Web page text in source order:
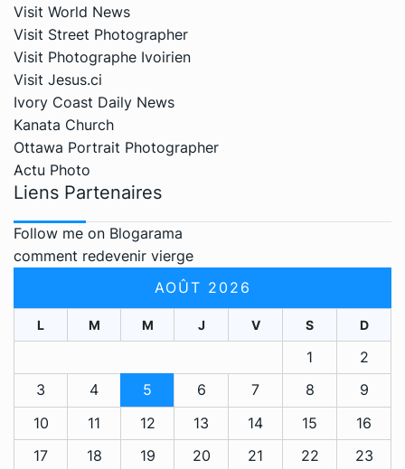
Visit World News
Visit Street Photographer
Visit Photographe Ivoirien
Visit Jesus.ci
Ivory Coast Daily News
Kanata Church
Ottawa Portrait Photographer
Actu Photo
Liens Partenaires
Follow me on Blogarama
comment redevenir vierge
AOÛT 2026
L M M J V S D
1
2
3
4 5 6 7 8
9
10
11 12 13 14 15
16
17
18 19 20 21 22
23